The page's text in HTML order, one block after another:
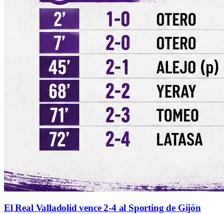
El Real Valladolid vence 2-4 al Sporting de Gijón